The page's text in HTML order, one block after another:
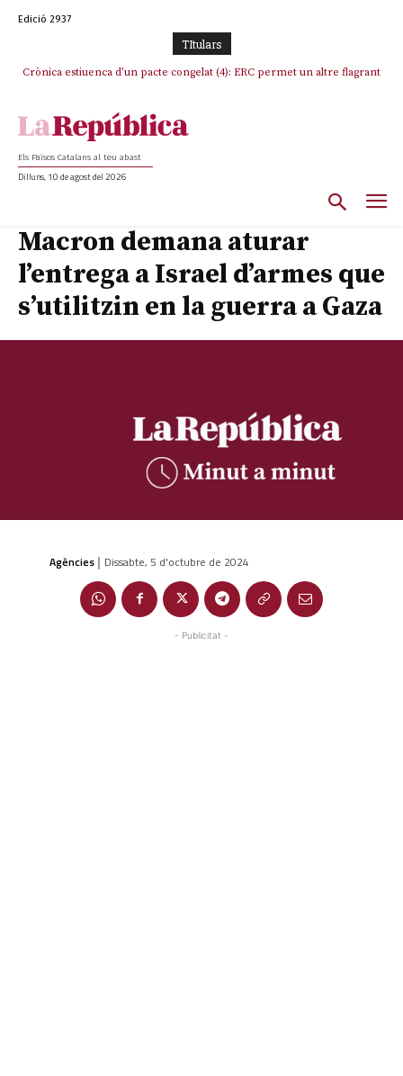
Edició 2937
TItulars
Crònica estiuenca d’un pacte congelat (4): ERC permet un altre flagrant
Els Països Catalans al teu abast
Dilluns, 10 de agost del 2026
Macron demana aturar
l’entrega a Israel d’armes que
s’utilitzin en la guerra a Gaza
Agències | Dissabte, 5 d'octubre de 2024
- Publicitat -